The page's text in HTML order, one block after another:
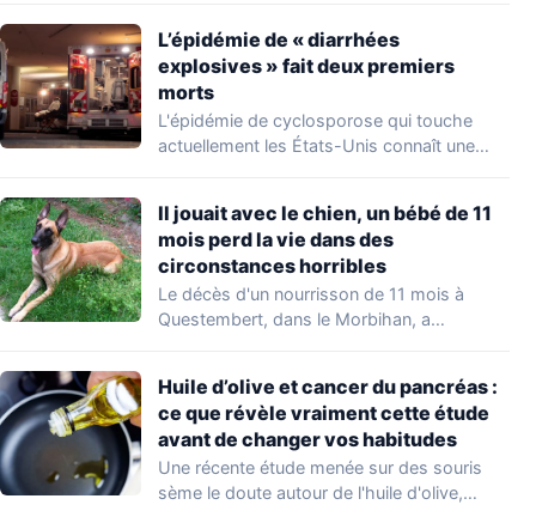
L’épidémie de « diarrhées
explosives » fait deux premiers
morts
L'épidémie de cyclosporose qui touche
actuellement les États-Unis connaît une
Il jouait avec le chien, un bébé de 11
mois perd la vie dans des
circonstances horribles
Le décès d'un nourrisson de 11 mois à
Questembert, dans le Morbihan, a
Huile d’olive et cancer du pancréas :
ce que révèle vraiment cette étude
avant de changer vos habitudes
Une récente étude menée sur des souris
sème le doute autour de l'huile d'olive,…